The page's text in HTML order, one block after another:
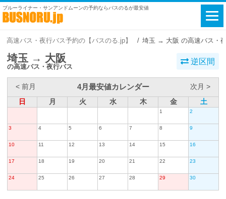
ブルーライナー・サンアンドムーンの予約ならバスのるが最安値
高速バス・夜行バス予約の【バスのる.jp】 埼玉 → 大阪 の高速バス・
埼玉 → 大阪
の高速バス・夜行バス
逆区間
< 前月 4月最安値カレンダー
次月 >
日
月 火 水 木 金 土
1 2
3 4 5 6 7 8 9
10 11 12 13 14 15 16
17 18 19 20 21 22 23
24 25 26 27 28 29 30